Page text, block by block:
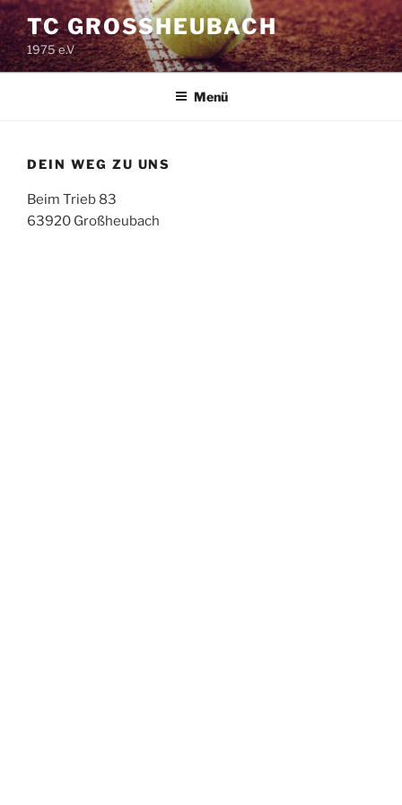
Zum
Inhalt
springen
TC GROSSHEUBACH
1975 e.V
Menü
DEIN WEG ZU UNS
Beim Trieb 83
63920 Großheubach